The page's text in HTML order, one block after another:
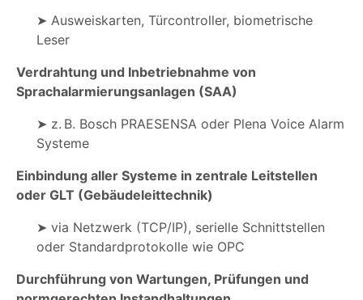
➤ Ausweiskarten, Türcontroller, biometrische
Leser
Verdrahtung und Inbetriebnahme von
Sprachalarmierungsanlagen (SAA)
➤ z. B. Bosch PRAESENSA oder Plena Voice Alarm
Systeme
Einbindung aller Systeme in zentrale Leitstellen
oder GLT (Gebäudeleittechnik)
➤ via Netzwerk (TCP/IP), serielle Schnittstellen
oder Standardprotokolle wie OPC
Durchführung von Wartungen, Prüfungen und